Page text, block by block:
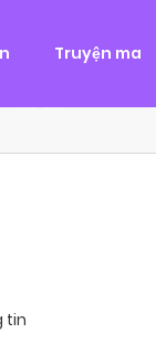
Truyện ma
Cho đến
và...
tin